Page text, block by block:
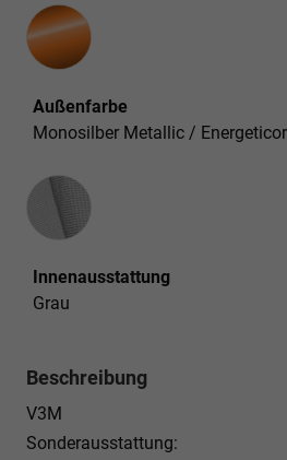
Außenfarbe
Monosilber Metallic /
Innenausstattung
Innenausstattung
Grau
Beschreibung
V3M
Sonderausstattung: